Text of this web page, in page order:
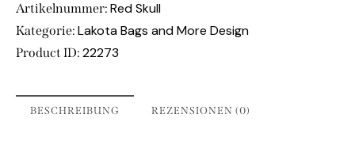
Artikelnummer: Red Skull
Kategorie: Lakota Bags and More Design
Product ID: 22273
BESCHREIBUNG REZENSIONEN (0)